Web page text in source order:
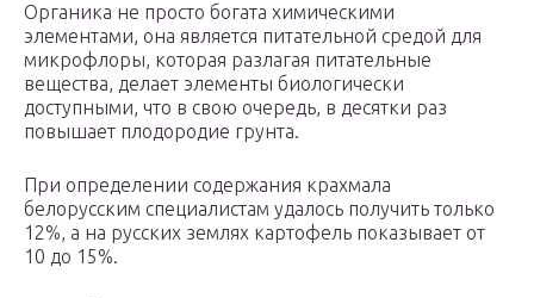
Органика не просто богата химическими
элементами, она является питательной средой для
микрофлоры, которая разлагая питательные
вещества, делает элементы биологически
доступными, что в свою очередь, в десятки раз
повышает плодородие грунта.
При определении содержания крахмала
белорусским специалистам удалось получить только
12%, а на русских землях картофель показывает от
10 до 15%.